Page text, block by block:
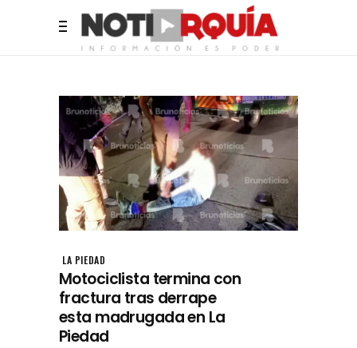
LA PIEDAD
Motociclista termina con
fractura tras derrape
esta madrugada en La
Piedad